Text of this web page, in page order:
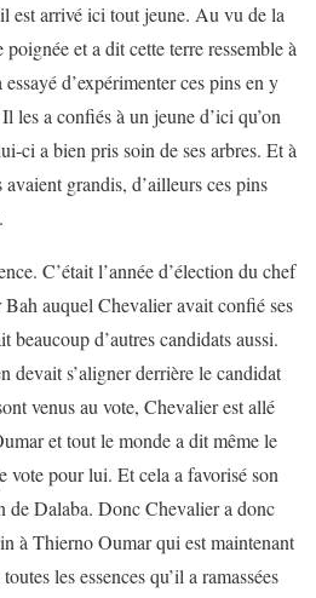
est arrivé ici tout jeune. Au vu de la
et a dit cette terre ressemble à
d’expérimenter ces pins en y
les a confiés à un jeune d’ici qu’on
ci a bien pris soin de ses arbres. Et à
grandis, d’ailleurs ces pins
C’était l’année d’élection du chef
auquel Chevalier avait confié ses
d’autres candidats aussi.
devait s’aligner derrière le candidat
venus au vote, Chevalier est allé
et tout le monde a dit même le
vote pour lui. Et cela a favorisé son
de Dalaba. Donc Chevalier a donc
à Thierno Oumar qui est maintenant
les essences qu’il a ramassées